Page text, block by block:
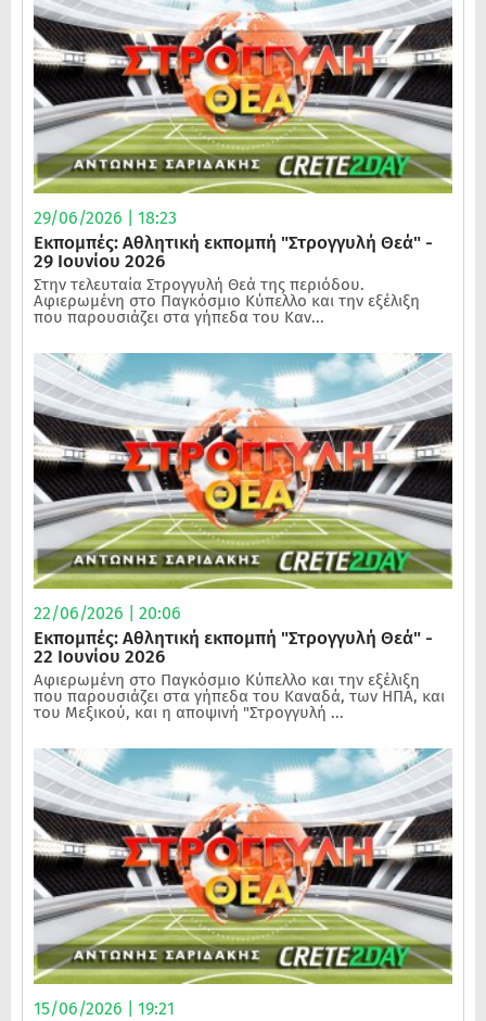
29/06/2026 | 18:23
Εκπομπές: Αθλητική εκπομπή "Στρογγυλή Θεά" -
29 Ιουνίου 2026
Στην τελευταία Στρογγυλή Θεά της περιόδου.
Αφιερωμένη στο Παγκόσμιο Κύπελλο και την εξέλιξη
που παρουσιάζει στα γήπεδα του Καν...
22/06/2026 | 20:06
Εκπομπές: Αθλητική εκπομπή "Στρογγυλή Θεά" -
22 Ιουνίου 2026
Αφιερωμένη στο Παγκόσμιο Κύπελλο και την εξέλιξη
που παρουσιάζει στα γήπεδα του Καναδά, των ΗΠΑ, και
του Μεξικού, και η αποψινή "Στρογγυλή ...
15/06/2026 | 19:21